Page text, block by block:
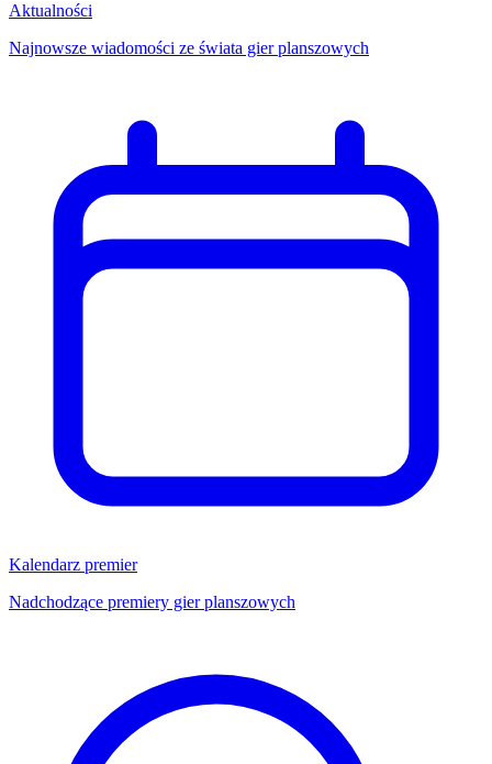
Aktualności
Najnowsze wiadomości ze świata gier planszowych
Kalendarz premier
Nadchodzące premiery gier planszowych